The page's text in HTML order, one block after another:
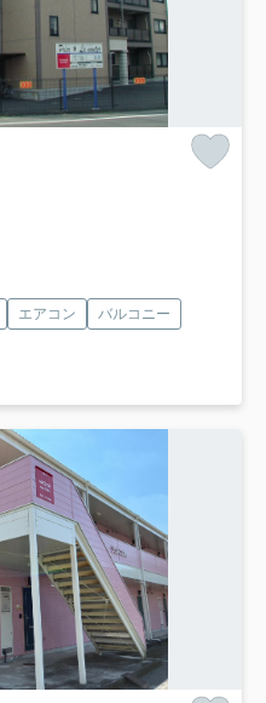
エアコン
バルコニー